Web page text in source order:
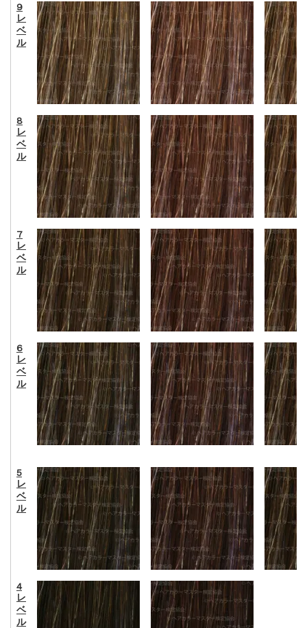
9
レ
ベ
ル
8
レ
ベ
ル
7
レ
ベ
ル
6
レ
ベ
ル
5
レ
ベ
ル
4
レ
ベ
ル